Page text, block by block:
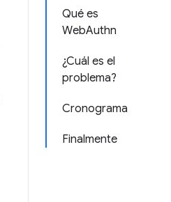
Qué es
WebAuthn
¿Cuál es el
problema?
Cronograma
Finalmente